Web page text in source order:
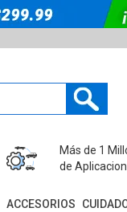
Más de 1
de
ACCESORIOS